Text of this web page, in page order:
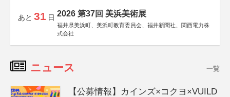
あと 31 日 2026 第37回 美浜美術展
福井県美浜町、美浜町教育委員会、福井新聞社、関西電力株
式会社
ニュース 一覧
【公募情報】カインズ×コクヨ×VUILD